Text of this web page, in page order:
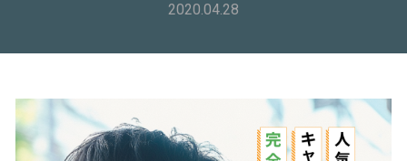
2020.04.28